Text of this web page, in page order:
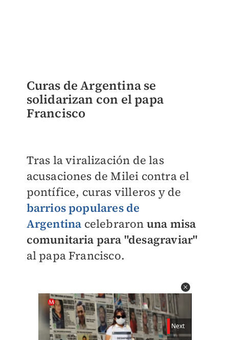
Curas de Argentina se
solidarizan con el papa
Francisco
Tras la viralización de las
acusaciones de Milei contra el
pontífice, curas villeros y de
barrios populares de
Argentina celebraron una misa
comunitaria para "desagraviar"
al papa Francisco.